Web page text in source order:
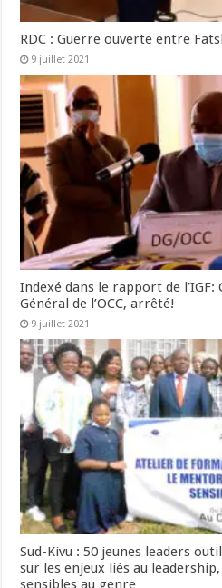
RDC : Guerre ouverte entre
9 juillet 2021
Indexé dans le rapport de
Général de l’OCC, arrêté!
9 juillet 2021
Sud-Kivu : 50 jeunes leaders
sur les enjeux liés au
sensibles au genre